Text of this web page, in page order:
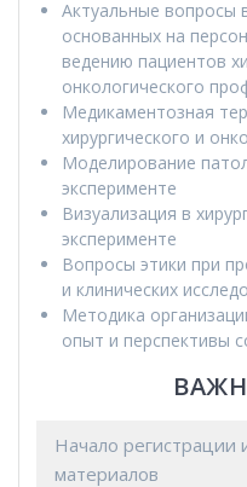
Актуальные вопросы
основанных на
ведению пациентов
онкологического
Медикаментозная
хирургического и
Моделирование
эксперименте
Визуализация в
эксперименте
Вопросы этики при
и клинических
Методика
опыт и перспективы
Начало регистрации
материалов